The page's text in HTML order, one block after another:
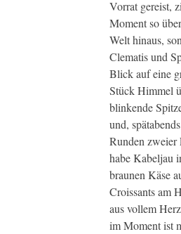
Vorrat gereist,
Moment so
Welt hinaus,
Clematis und
Blick auf eine
Stück Himmel
blinkende
und,
Runden zweier
habe Kabeljau
braunen Käse
Croissants am
aus vollem
im Moment ist